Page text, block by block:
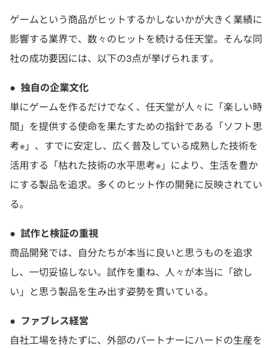
ゲームという商品がヒットするかしないかが大きく業績に
影響する業界で、数々のヒットを続ける任天堂。そんな同
社の成功要因には、以下の3点が挙げられます。
● 独自の企業文化
単にゲームを作るだけでなく、任天堂が人々に「楽しい時
間」を提供する使命を果たすための指針である「ソフト思
考※」、すでに安定し、広く普及している成熟した技術を
活用する「枯れた技術の水平思考※」により、生活を豊か
にする製品を追求。多くのヒット作の開発に反映されてい
る。
● 試作と検証の重視
商品開発では、自分たちが本当に良いと思うものを追求
し、一切妥協しない。試作を重ね、人々が本当に「欲し
い」と思う製品を生み出す姿勢を貫いている。
● ファブレス経営
自社工場を持たずに、外部のパートナーにハードの生産を